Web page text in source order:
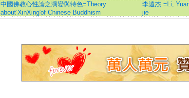
中國佛教心性論之演變與特色=Theory
about‘XinXing'of Chinese Buddhism
李遠杰 =Li,
jie